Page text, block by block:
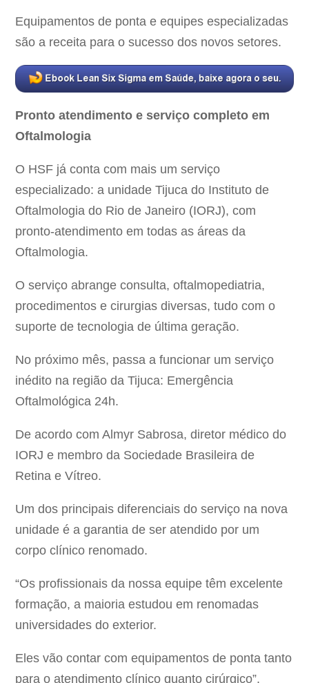
Equipamentos de ponta e equipes especializadas
são a receita para o sucesso dos novos setores.
Pronto atendimento e serviço completo em
Oftalmologia
O HSF já conta com mais um serviço
especializado: a unidade Tijuca do Instituto de
Oftalmologia do Rio de Janeiro (IORJ), com
pronto-atendimento em todas as áreas da
Oftalmologia.
O serviço abrange consulta, oftalmopediatria,
procedimentos e cirurgias diversas, tudo com o
suporte de tecnologia de última geração.
No próximo mês, passa a funcionar um serviço
inédito na região da Tijuca: Emergência
Oftalmológica 24h.
De acordo com Almyr Sabrosa, diretor médico do
IORJ e membro da Sociedade Brasileira de
Retina e Vítreo.
Um dos principais diferenciais do serviço na nova
unidade é a garantia de ser atendido por um
corpo clínico renomado.
“Os profissionais da nossa equipe têm excelente
formação, a maioria estudou em renomadas
universidades do exterior.
Eles vão contar com equipamentos de ponta tanto
para o atendimento clínico quanto cirúrgico”,